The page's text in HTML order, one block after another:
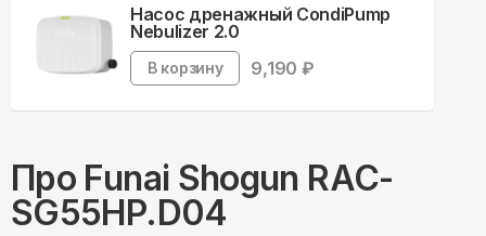
Насос дренажный CondiPump
Nebulizer 2.0
В корзину 9,190 ₽
Про Funai Shogun RAC-
SG55HP.D04